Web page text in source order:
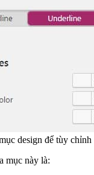
design để tùy
mục này là: